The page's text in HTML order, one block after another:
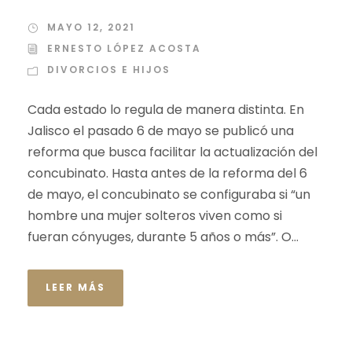
MAYO 12, 2021
ERNESTO LÓPEZ ACOSTA
DIVORCIOS E HIJOS
Cada estado lo regula de manera distinta. En
Jalisco el pasado 6 de mayo se publicó una
reforma que busca facilitar la actualización del
concubinato. Hasta antes de la reforma del 6
de mayo, el concubinato se configuraba si “un
hombre una mujer solteros viven como si
fueran cónyuges, durante 5 años o más”. O...
LEER MÁS